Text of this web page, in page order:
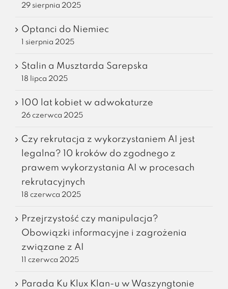
29 sierpnia 2025
Optanci do Niemiec
1 sierpnia 2025
Stalin a Musztarda Sarepska
18 lipca 2025
100 lat kobiet w adwokaturze
26 czerwca 2025
Czy rekrutacja z wykorzystaniem AI jest
legalna? 10 kroków do zgodnego z
prawem wykorzystania AI w procesach
rekrutacyjnych
18 czerwca 2025
Przejrzystość czy manipulacja?
Obowiązki informacyjne i zagrożenia
związane z AI
11 czerwca 2025
Parada Ku Klux Klan-u w Waszyngtonie